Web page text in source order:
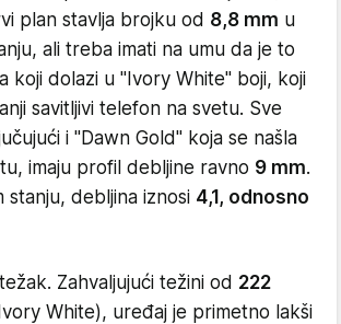
plan stavlja brojku od 8,8 mm u
ali treba imati na umu da je to
koji dolazi u "Ivory White" boji, koji
savitljivi telefon na svetu. Sve
i "Dawn Gold" koja se našla
imaju profil debljine ravno 9 mm.
stanju, debljina iznosi 4,1, odnosno
Zahvaljujući težini od 222
White), uređaj je primetno lakši